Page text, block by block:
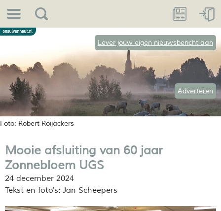
Foto: Robert Roijackers
Lever jouw eigen nieuwsbericht aan
Adverteren
Mooie afsluiting van 60 jaar
Zonnebloem UGS
24 december 2024
Tekst en foto's: Jan Scheepers